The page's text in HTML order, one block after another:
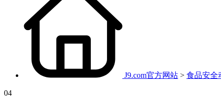
J9.com官方网站 > 食品安全
04